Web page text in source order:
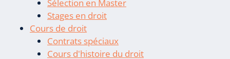
Sélection en Master
Stages en droit
Cours de droit
Contrats spéciaux
Cours d'histoire du droit